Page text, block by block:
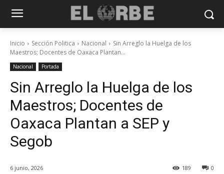
Inicio Sección Politica Nacional
Sin Arreglo la Huelga de los
Maestros; Docentes de Oaxaca Plantan...
Nacional Portada
Sin Arreglo la Huelga de los
Maestros; Docentes de
Oaxaca Plantan a SEP y
Segob
6 junio, 2026 0
189